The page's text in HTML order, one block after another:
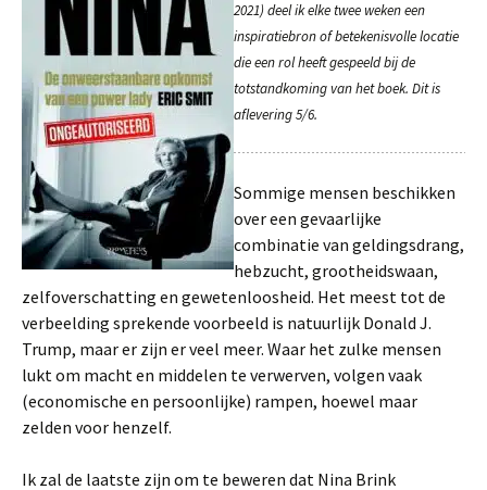
2021) deel ik elke twee weken een
inspiratiebron of betekenisvolle locatie
die een rol heeft gespeeld bij de
totstandkoming van het boek. Dit is
aflevering 5/6.
Sommige mensen beschikken
over een gevaarlijke
combinatie van geldingsdrang,
hebzucht, grootheidswaan,
zelfoverschatting en gewetenloosheid. Het meest tot de
verbeelding sprekende voorbeeld is natuurlijk Donald J.
Trump, maar er zijn er veel meer. Waar het zulke mensen
lukt om macht en middelen te verwerven, volgen vaak
(economische en persoonlijke) rampen, hoewel maar
zelden voor henzelf.
Ik zal de laatste zijn om te beweren dat Nina Brink